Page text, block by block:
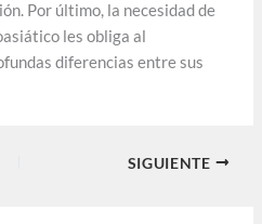
Por último, la necesidad de
les obliga al
diferencias entre sus
SIGUIENTE